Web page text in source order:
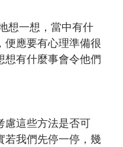
想一想，當中有什
便應要有心理準備很
想有什麼事會令他們
慮這些方法是否可
若我們先停一停，幾